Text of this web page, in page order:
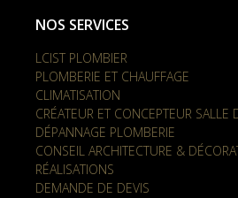
NOS SERVICES
LCIST PLOMBIER
PLOMBERIE ET CHAUFFAGE
CLIMATISATION
CRÉATEUR ET CONCEPTEUR SALLE
DÉPANNAGE PLOMBERIE
CONSEIL ARCHITECTURE &
RÉALISATIONS
DEMANDE DE DEVIS